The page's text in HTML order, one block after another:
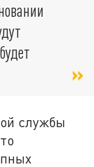
службы